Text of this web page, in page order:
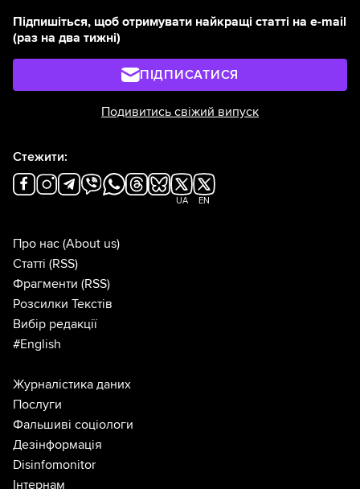
Підпишіться, щоб отримувати найкращі статті на e-mail
(раз на два тижні)
ПІДПИСАТИСЯ
Подивитись свіжий випуск
Стежити:
UA EN
Про нас (About us)
Статті (RSS)
Фрагменти (RSS)
Розсилки Текстів
Вибір редакції
#English
Журналістика даних
Послуги
Фальшиві соціологи
Дезінформація
Disinfomonitor
Інтернам